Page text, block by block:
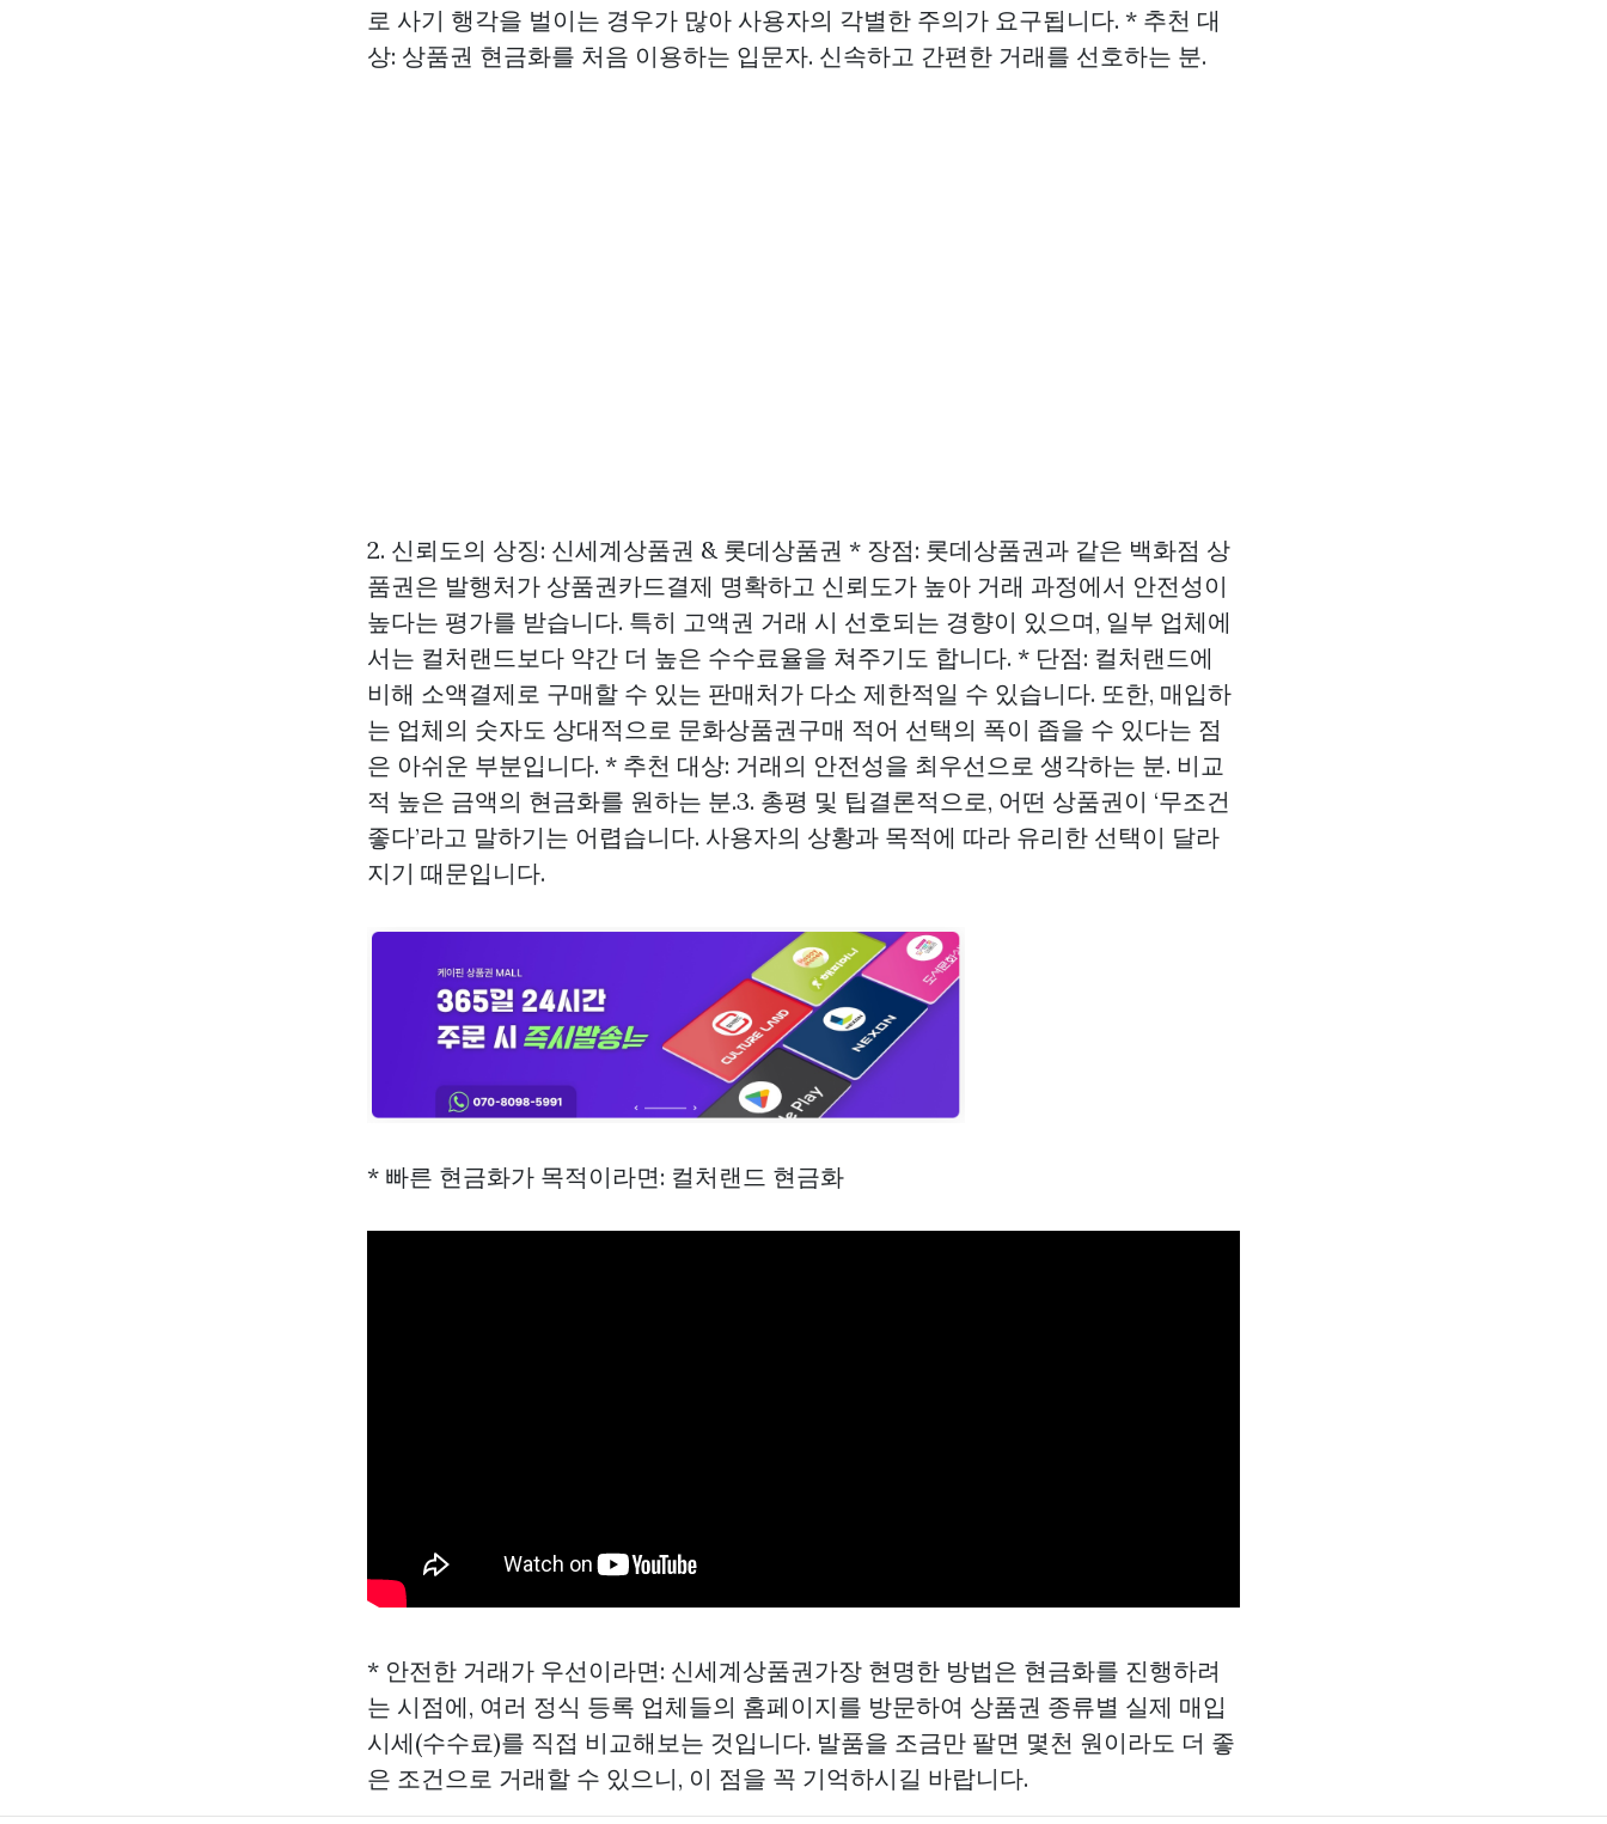
로 사기 행각을 벌이는 경우가 많아 사용자의 각별한 주의가 요구됩니다. * 추천 대
상: 상품권 현금화를 처음 이용하는 입문자. 신속하고 간편한 거래를 선호하는 분.
2. 신뢰도의 상징: 신세계상품권 & 롯데상품권 * 장점: 롯데상품권과 같은 백화점 상
품권은 발행처가 상품권카드결제 명확하고 신뢰도가 높아 거래 과정에서 안전성이
높다는 평가를 받습니다. 특히 고액권 거래 시 선호되는 경향이 있으며, 일부 업체에
서는 컬처랜드보다 약간 더 높은 수수료율을 쳐주기도 합니다. * 단점: 컬처랜드에
비해 소액결제로 구매할 수 있는 판매처가 다소 제한적일 수 있습니다. 또한, 매입하
는 업체의 숫자도 상대적으로 문화상품권구매 적어 선택의 폭이 좁을 수 있다는 점
은 아쉬운 부분입니다. * 추천 대상: 거래의 안전성을 최우선으로 생각하는 분. 비교
적 높은 금액의 현금화를 원하는 분.3. 총평 및 팁결론적으로, 어떤 상품권이 ‘무조건
좋다’라고 말하기는 어렵습니다. 사용자의 상황과 목적에 따라 유리한 선택이 달라
지기 때문입니다.
* 빠른 현금화가 목적이라면: 컬처랜드 현금화
* 안전한 거래가 우선이라면: 신세계상품권가장 현명한 방법은 현금화를 진행하려
는 시점에, 여러 정식 등록 업체들의 홈페이지를 방문하여 상품권 종류별 실제 매입
시세(수수료)를 직접 비교해보는 것입니다. 발품을 조금만 팔면 몇천 원이라도 더 좋
은 조건으로 거래할 수 있으니, 이 점을 꼭 기억하시길 바랍니다.